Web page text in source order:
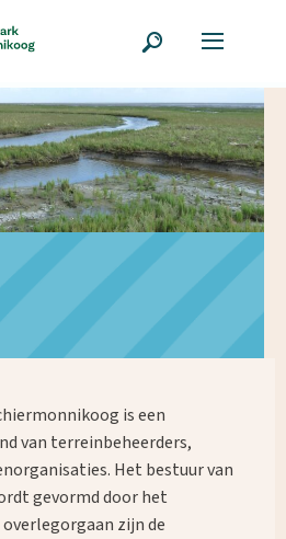
is een
van terreinbeheerders,
Het bestuur van
gevormd door het
zijn de